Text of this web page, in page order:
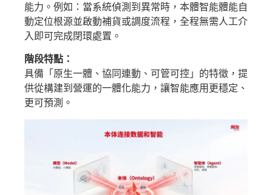
能力。例如：當系統偵測到異常時，本體智能體能自
動定位根源並啟動補貨或調度流程，全程無需人工介
入即可完成閉環處置。
階段特點：
具備「原生一體、協同連動、可管可控」的特徵，提
供從構建到營運的一體化能力，讓智能應用更穩定、
更可預測。